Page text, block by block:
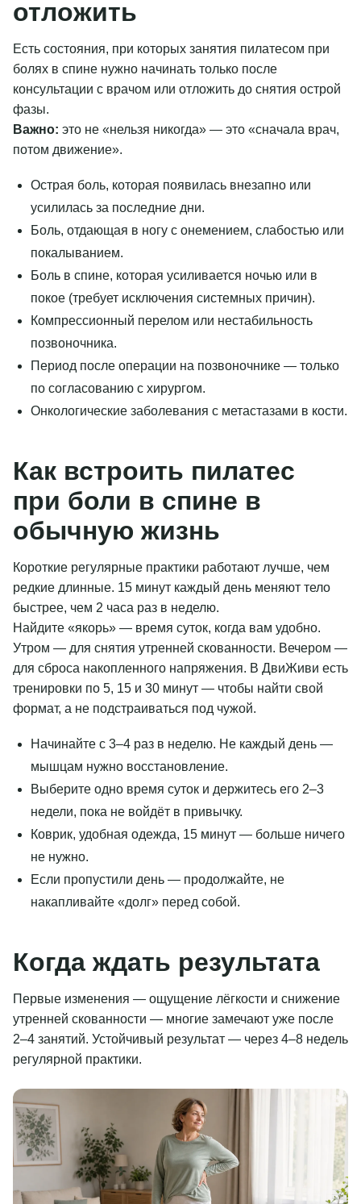
отложить
Есть состояния, при которых занятия пилатесом при
болях в спине нужно начинать только после
консультации с врачом или отложить до снятия острой
фазы.
Важно: это не «нельзя никогда» — это «сначала врач,
потом движение».
Острая боль, которая появилась внезапно или
усилилась за последние дни.
Боль, отдающая в ногу с онемением, слабостью или
покалыванием.
Боль в спине, которая усиливается ночью или в
покое (требует исключения системных причин).
Компрессионный перелом или нестабильность
позвоночника.
Период после операции на позвоночнике — только
по согласованию с хирургом.
Онкологические заболевания с метастазами в кости.
Как встроить пилатес
при боли в спине в
обычную жизнь
Короткие регулярные практики работают лучше, чем
редкие длинные. 15 минут каждый день меняют тело
быстрее, чем 2 часа раз в неделю.
Найдите «якорь» — время суток, когда вам удобно.
Утром — для снятия утренней скованности. Вечером —
для сброса накопленного напряжения. В ДвиЖиви есть
тренировки по 5, 15 и 30 минут — чтобы найти свой
формат, а не подстраиваться под чужой.
Начинайте с 3–4 раз в неделю. Не каждый день —
мышцам нужно восстановление.
Выберите одно время суток и держитесь его 2–3
недели, пока не войдёт в привычку.
Коврик, удобная одежда, 15 минут — больше ничего
не нужно.
Если пропустили день — продолжайте, не
накапливайте «долг» перед собой.
Когда ждать результата
Первые изменения — ощущение лёгкости и снижение
утренней скованности — многие замечают уже после
2–4 занятий. Устойчивый результат — через 4–8 недель
регулярной практики.